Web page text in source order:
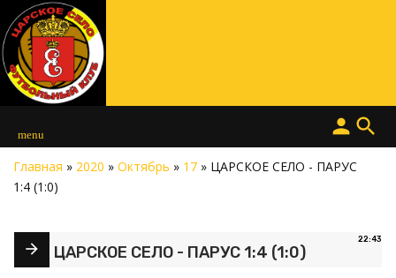
menu search
person
Главная » 2020 » Октябрь » 17 » ЦАРСКОЕ СЕЛО - ПАРУС
1:4 (1:0)
22:43
ЦАРСКОЕ СЕЛО - ПАРУС 1:4 (1:0)